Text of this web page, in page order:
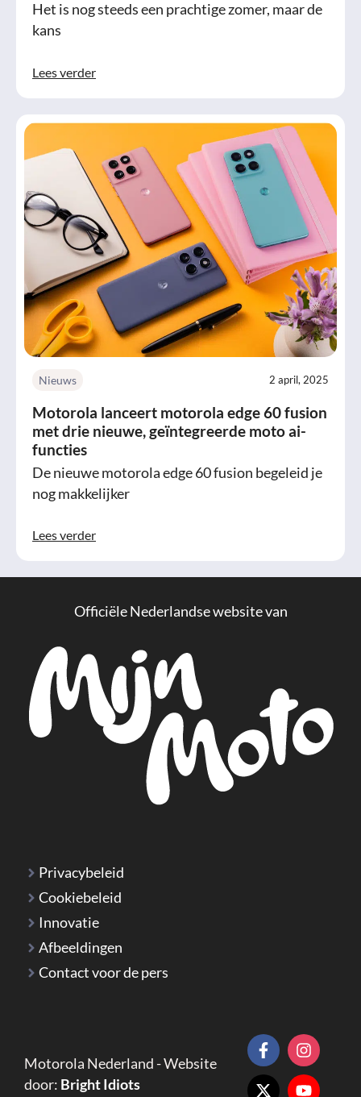
Het is nog steeds een prachtige zomer, maar de
kans
Lees verder
Nieuws 2 april, 2025
Motorola lanceert motorola edge 60 fusion
met drie nieuwe, geïntegreerde moto ai-
functies
De nieuwe motorola edge 60 fusion begeleid je
nog makkelijker
Lees verder
Officiële Nederlandse website van
Privacybeleid
Cookiebeleid
Innovatie
Afbeeldingen
Contact voor de pers
Motorola Nederland - Website
door: Bright Idiots